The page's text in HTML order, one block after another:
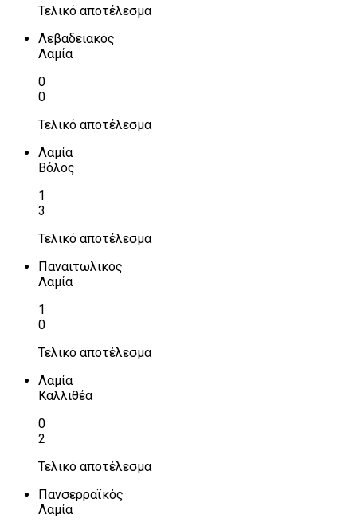
Τελικό αποτέλεσμα
Λεβαδειακός
Λαμία
0
0
Τελικό αποτέλεσμα
Λαμία
Βόλος
1
3
Τελικό αποτέλεσμα
Παναιτωλικός
Λαμία
1
0
Τελικό αποτέλεσμα
Λαμία
Καλλιθέα
0
2
Τελικό αποτέλεσμα
Πανσερραϊκός
Λαμία